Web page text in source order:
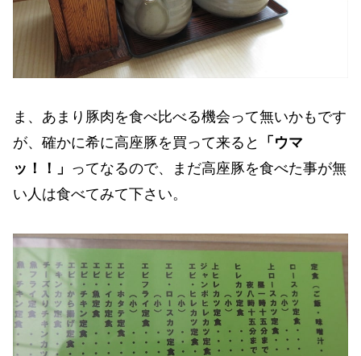
ま、あまり豚肉を食べ比べる機会って無いかもです
が、確かに希に高座豚を買って来ると
「ウマ
ッ！！」 ってなるので、まだ高座豚を食べた事が無
い人は食べてみて下さい。